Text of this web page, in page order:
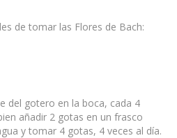
de tomar las Flores de Bach:
del gotero en la boca, cada 4
añadir 2 gotas en un frasco
y tomar 4 gotas, 4 veces al día.